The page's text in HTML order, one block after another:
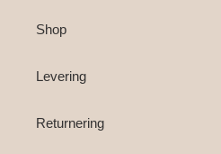
Shop
Levering
Returnering